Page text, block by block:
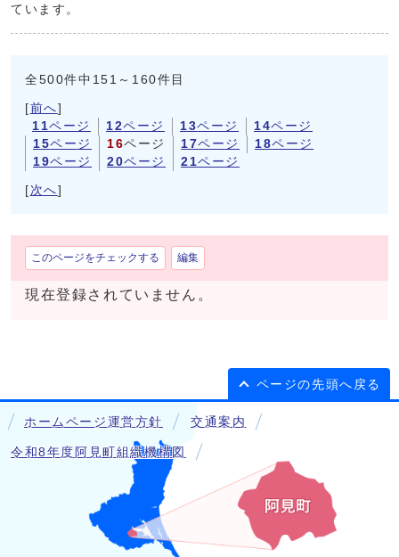
ています。
全500件中151～160件目
[前へ]
11ページ 12ページ 13ページ 14ページ
15ページ 16ページ 17ページ 18ページ
19ページ 20ページ 21ページ
[ 次へ]
このページをチェックする 編集
現在登録されていません。
ページの先頭へ戻る
ホームページ運営方針 交通案内
令和8年度阿見町組織機構図